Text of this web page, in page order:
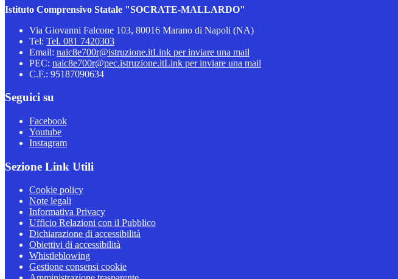
Istituto Comprensivo Statale "SOCRATE-MALLARDO"
Via Giovanni Falcone 103, 80016 Marano di Napoli (NA)
Tel: Tel. 081 7420303
Email: naic8e700r@istruzione.itLink per inviare una mail
PEC: naic8e700r@pec.istruzione.itLink per inviare una mail
C.F.: 95187090634
Seguici su
Facebook
Youtube
Instagram
Sezione Link Utili
Cookie policy
Note legali
Informativa Privacy
Ufficio Relazioni con il Pubblico
Dichiarazione di accessibilità
Obiettivi di accessibilità
Whistleblowing
Gestione consensi cookie